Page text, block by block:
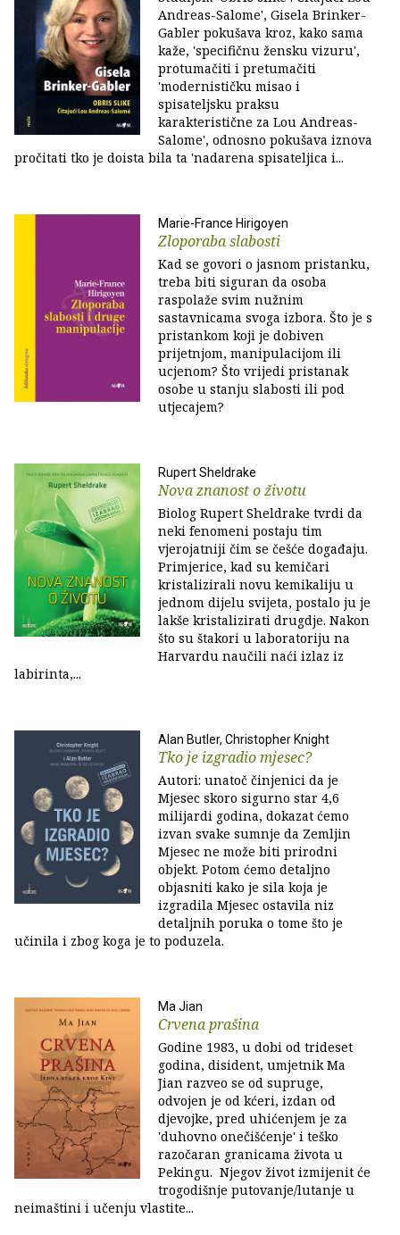
Andreas-Salome', Gisela Brinker-
Gabler pokušava kroz, kako sama
kaže, 'specifičnu žensku vizuru',
protumačiti i pretumačiti
'modernističku misao i
spisateljsku praksu
karakteristične za Lou Andreas-
Salome', odnosno pokušava iznova
pročitati tko je doista bila ta 'nadarena spisateljica i...
Marie-France Hirigoyen
Zloporaba slabosti
Kad se govori o jasnom pristanku,
treba biti siguran da osoba
raspolaže svim nužnim
sastavnicama svoga izbora. Što je s
pristankom koji je dobiven
prijetnjom, manipulacijom ili
ucjenom? Što vrijedi pristanak
osobe u stanju slabosti ili pod
utjecajem?
Rupert Sheldrake
Nova znanost o životu
Biolog Rupert Sheldrake tvrdi da
neki fenomeni postaju tim
vjerojatniji čim se češće događaju.
Primjerice, kad su kemičari
kristalizirali novu kemikaliju u
jednom dijelu svijeta, postalo ju je
lakše kristalizirati drugdje. Nakon
što su štakori u laboratoriju na
Harvardu naučili naći izlaz iz
labirinta,...
Alan Butler, Christopher Knight
Tko je izgradio mjesec?
Autori: unatoč činjenici da je
Mjesec skoro sigurno star 4,6
milijardi godina, dokazat ćemo
izvan svake sumnje da Zemljin
Mjesec ne može biti prirodni
objekt. Potom ćemo detaljno
objasniti kako je sila koja je
izgradila Mjesec ostavila niz
detaljnih poruka o tome što je
učinila i zbog koga je to poduzela.
Ma Jian
Crvena prašina
Godine 1983, u dobi od trideset
godina, disident, umjetnik Ma
Jian razveo se od supruge,
odvojen je od kćeri, izdan od
djevojke, pred uhićenjem je za
'duhovno onečišćenje' i teško
razočaran granicama života u
Pekingu. Njegov život izmijenit će
trogodišnje putovanje/lutanje u
neimaštini i učenju vlastite...